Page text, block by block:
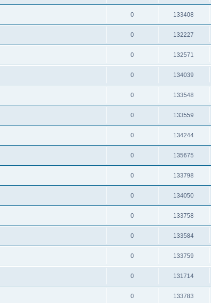
0 133408
0 132227
0 132571
0 134039
0 133548
0 133559
0 134244
0 135675
0 133798
0 134050
0 133758
0 133584
0 133759
0 131714
0 133783